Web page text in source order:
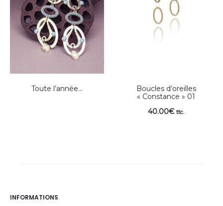
Toute l’année…
Boucles d’oreilles
« Constance » 01
40.00€ ttc.
INFORMATIONS